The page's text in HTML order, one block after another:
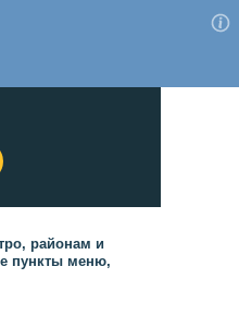
районам и
пункты меню,